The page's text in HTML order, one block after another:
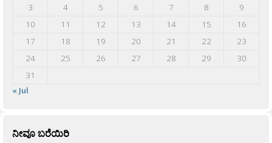
3
4 5 6 7 8
9
10
11 12 13 14 15
16
17
18 19 20 21 22
23
24
25 26 27 28 29
30
31
« Jul
ನೀವೂ ಬರೆಯಿರಿ